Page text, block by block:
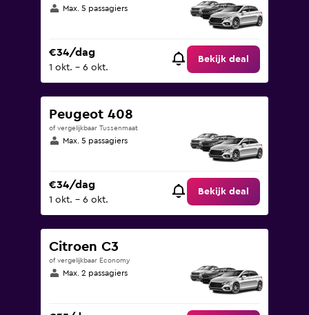
Max. 5 passagiers
€34/dag
1 okt. - 6 okt.
Bekijk deal
Peugeot 408
of vergelijkbaar Tussenmaat
Max. 5 passagiers
€34/dag
1 okt. - 6 okt.
Bekijk deal
Citroen C3
of vergelijkbaar Economy
Max. 2 passagiers